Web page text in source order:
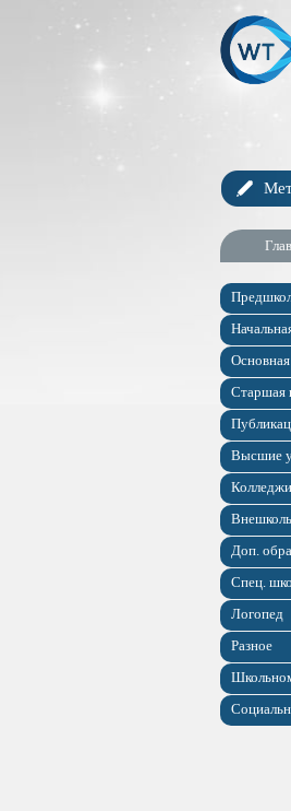
Старшая
Высшие
Колледжи
Доп.
Спец.
Логопед
Разное